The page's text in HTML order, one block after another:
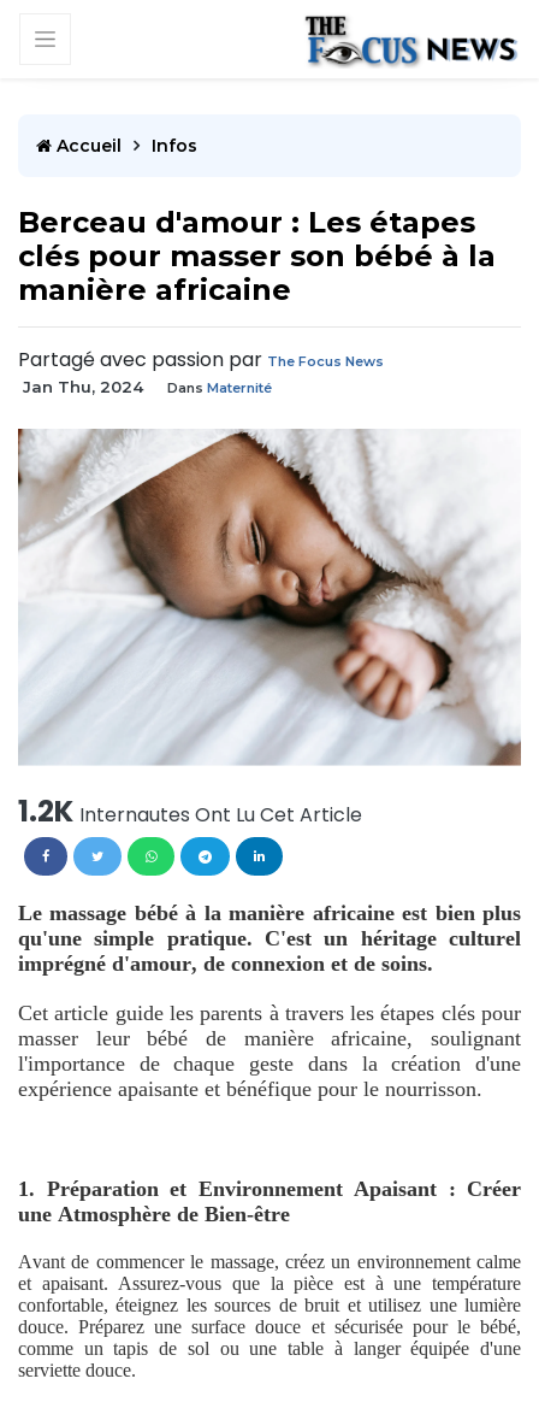
Accueil Infos
Berceau d'amour : Les étapes
clés pour masser son bébé à la
manière africaine
Partagé avec passion par The Focus News
Jan Thu, 2024 Dans Maternité
1.2K Internautes Ont Lu Cet Article
Le massage bébé à la manière africaine est bien plus
qu'une simple pratique. C'est un héritage culturel
imprégné d'amour, de connexion et de soins.
Cet article guide les parents à travers les étapes clés pour
masser leur bébé de manière africaine, soulignant
l'importance de chaque geste dans la création d'une
expérience apaisante et bénéfique pour le nourrisson.
1. Préparation et Environnement Apaisant : Créer
une Atmosphère de Bien-être
Avant de commencer le massage, créez un environnement calme
et apaisant. Assurez-vous que la pièce est à une température
confortable, éteignez les sources de bruit et utilisez une lumière
douce. Préparez une surface douce et sécurisée pour le bébé,
comme un tapis de sol ou une table à langer équipée d'une
serviette douce.